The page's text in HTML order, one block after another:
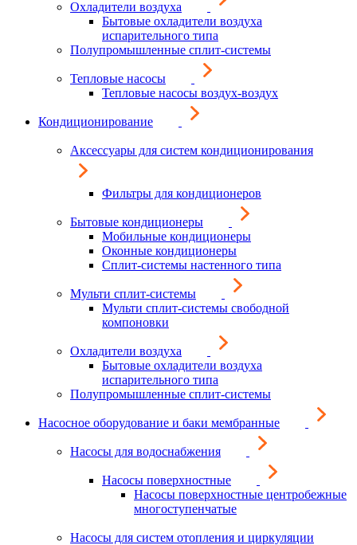
Охладители воздуха
Бытовые охладители воздуха
испарительного типа
Полупромышленные сплит-системы
Тепловые насосы
Тепловые насосы воздух-воздух
Кондиционирование
Аксессуары для систем кондиционирования
Фильтры для кондиционеров
Бытовые кондиционеры
Мобильные кондиционеры
Оконные кондиционеры
Сплит-системы настенного типа
Мульти сплит-системы
Мульти сплит-системы свободной
компоновки
Охладители воздуха
Бытовые охладители воздуха
испарительного типа
Полупромышленные сплит-системы
Насосное оборудование и баки мембранные
Насосы для водоснабжения
Насосы поверхностные
Насосы поверхностные центробежные
многоступенчатые
Насосы для систем отопления и циркуляции